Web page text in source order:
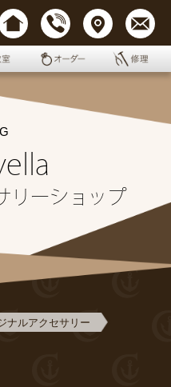
リーショップ
ナルアクセサリー